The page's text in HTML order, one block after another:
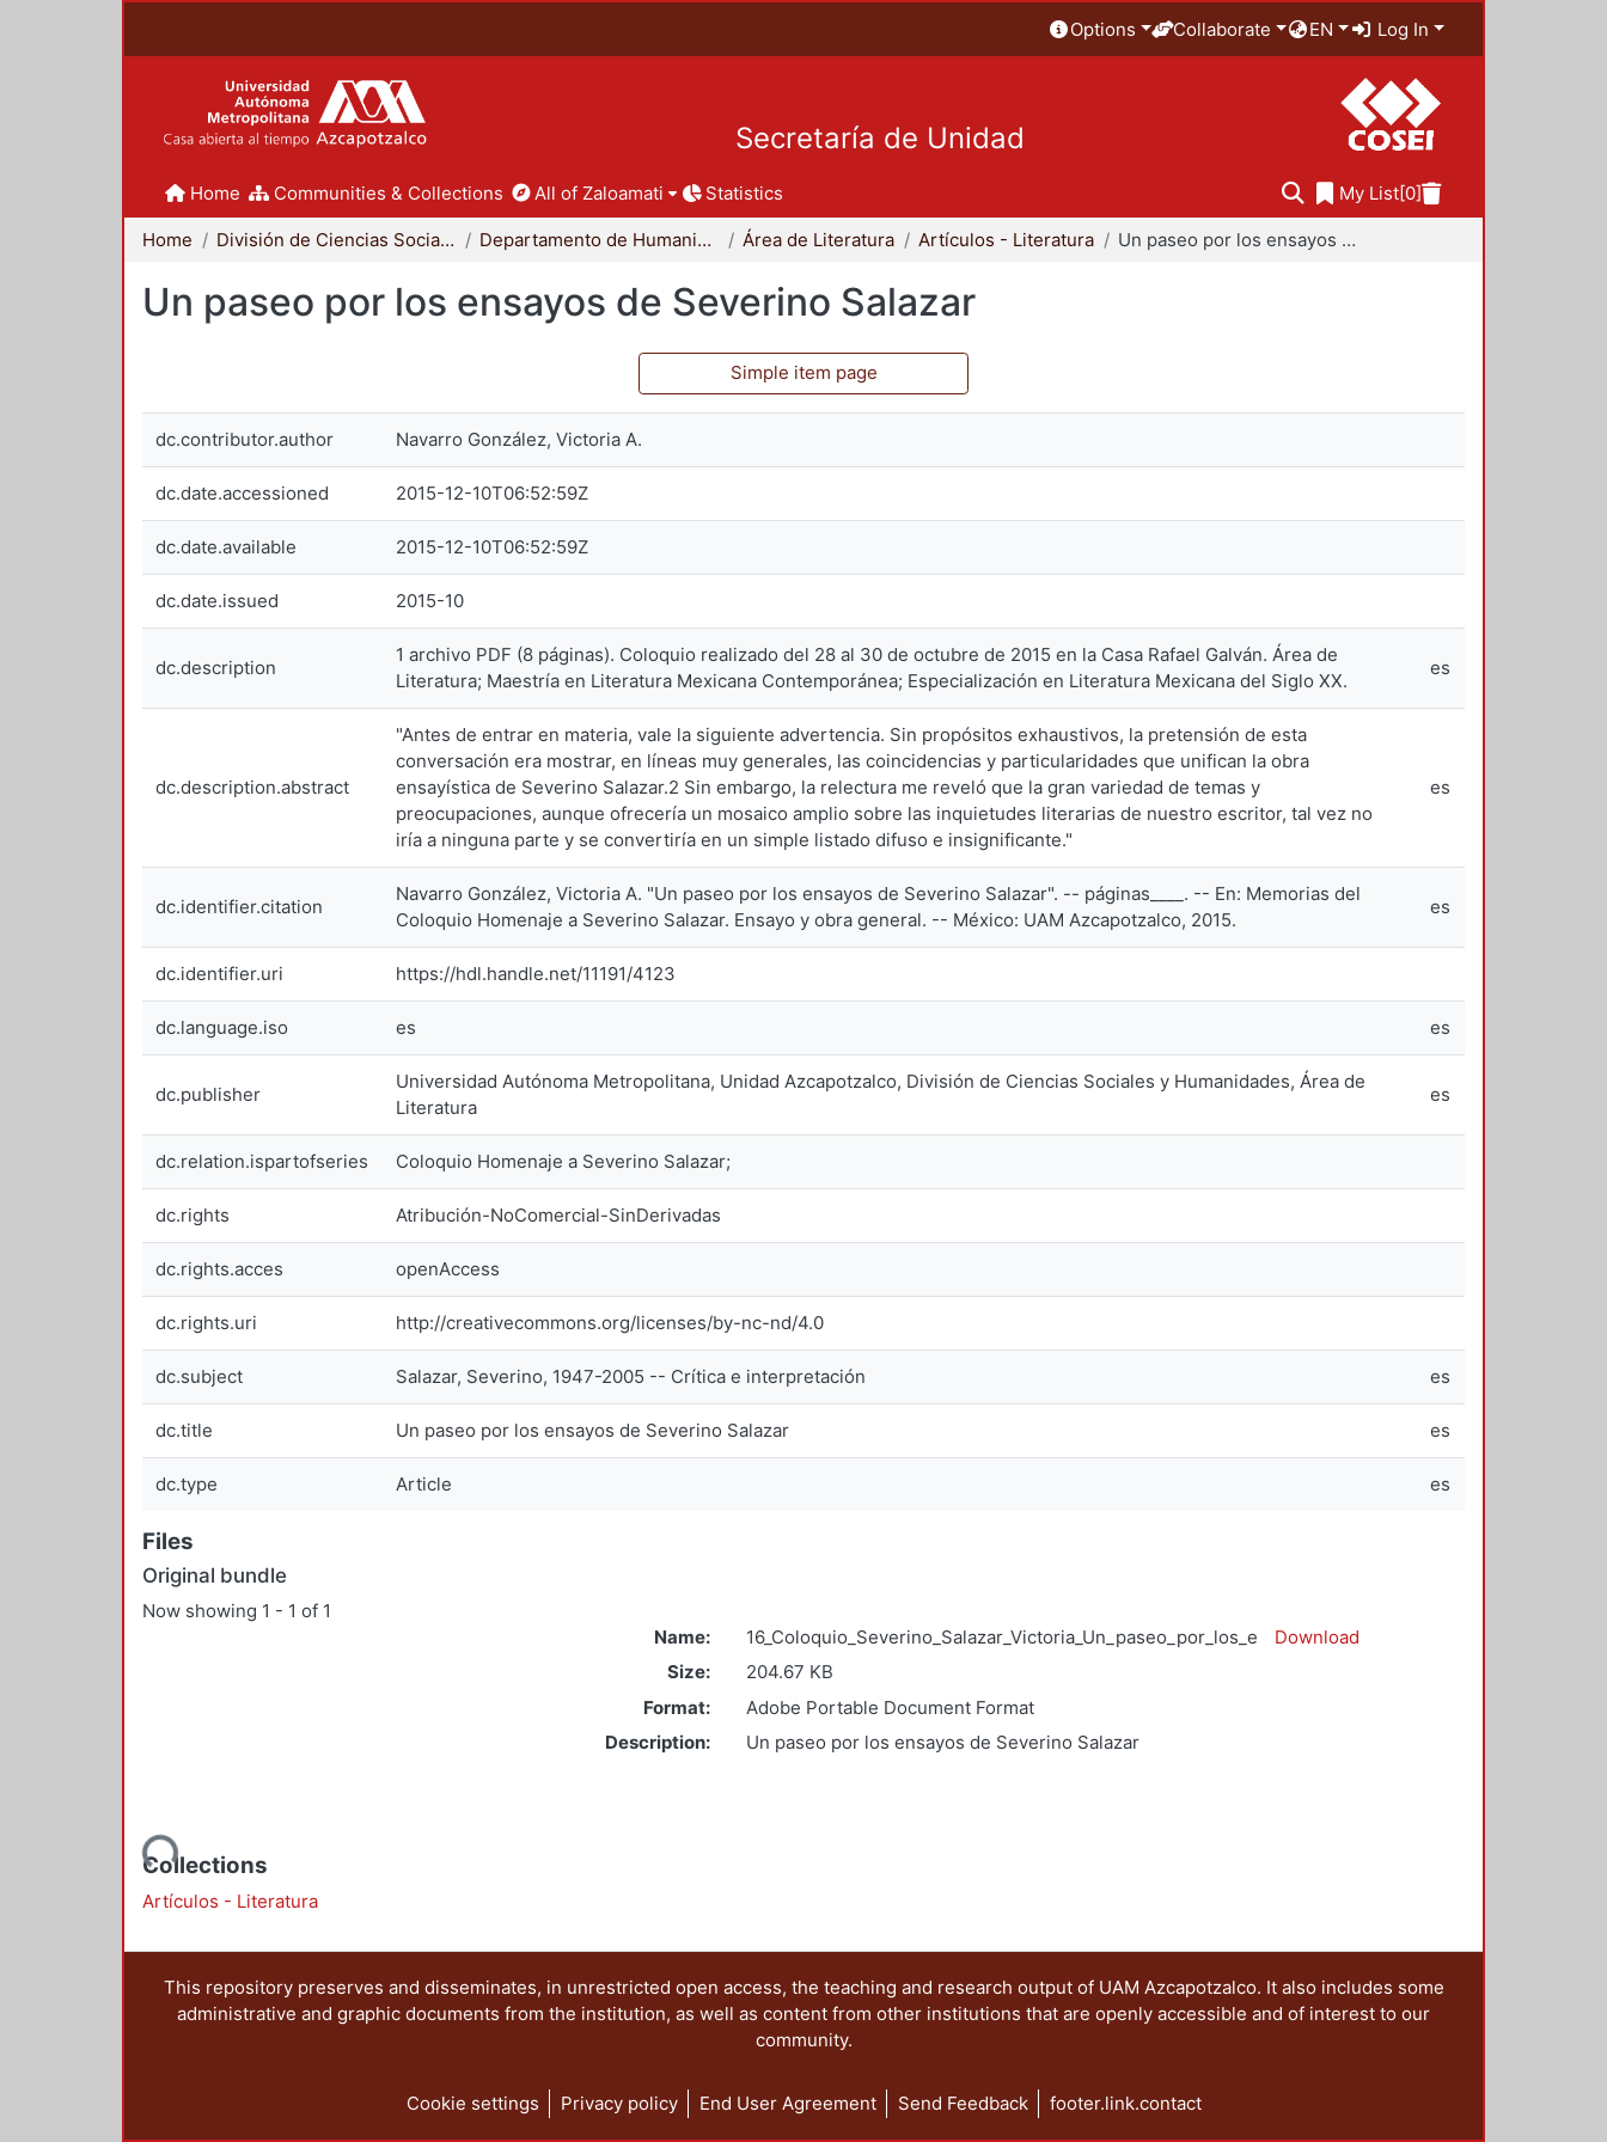
Options Collaborate EN Log In
Secretaría de Unidad
Home Communities & Collections All of Zaloamati Statistics My List[0]
Home División de Ciencias Sociales y Humanidades Departamento de Humanidades Área de Literatura Artículos - Literatura Un paseo por los ensayos de Severino Salazar
Un paseo por los ensayos de Severino Salazar
Simple item page
dc.contributor.author Navarro González, Victoria A.
dc.date.accessioned 2015-12-10T06:52:59Z
dc.date.available 2015-12-10T06:52:59Z
dc.date.issued 2015-10
dc.description
1 archivo PDF (8 páginas). Coloquio realizado del 28 al 30 de octubre de 2015 en la Casa Rafael Galván. Área de
Literatura; Maestría en Literatura Mexicana Contemporánea; Especialización en Literatura Mexicana del Siglo XX.
es
dc.description.abstract
"Antes de entrar en materia, vale la siguiente advertencia. Sin propósitos exhaustivos, la pretensión de esta
conversación era mostrar, en líneas muy generales, las coincidencias y particularidades que unifican la obra
ensayística de Severino Salazar.2 Sin embargo, la relectura me reveló que la gran variedad de temas y
preocupaciones, aunque ofrecería un mosaico amplio sobre las inquietudes literarias de nuestro escritor, tal vez no
iría a ninguna parte y se convertiría en un simple listado difuso e insignificante."
es
dc.identifier.citation
Navarro González, Victoria A. "Un paseo por los ensayos de Severino Salazar". -- páginas____. -- En: Memorias del
Coloquio Homenaje a Severino Salazar. Ensayo y obra general. -- México: UAM Azcapotzalco, 2015.
es
dc.identifier.uri https://hdl.handle.net/11191/4123
dc.language.iso es es
dc.publisher
Universidad Autónoma Metropolitana, Unidad Azcapotzalco, División de Ciencias Sociales y Humanidades, Área de
Literatura
es
dc.relation.ispartofseries Coloquio Homenaje a Severino Salazar;
dc.rights Atribución-NoComercial-SinDerivadas
dc.rights.acces openAccess
dc.rights.uri http://creativecommons.org/licenses/by-nc-nd/4.0
dc.subject Salazar, Severino, 1947-2005 -- Crítica e interpretación es
dc.title Un paseo por los ensayos de Severino Salazar es
dc.type Article es
Files
Original bundle
Now showing 1 - 1 of 1
Loading...
Name:
16_Coloquio_Severino_Salazar_Victoria_Un_paseo_por_los_ensayos.pdf
Size:
204.67 KB
Format:
Adobe Portable Document Format
Description:
Un paseo por los ensayos de Severino Salazar
Download
Collections
Artículos - Literatura
This repository preserves and disseminates, in unrestricted open access, the teaching and research output of UAM Azcapotzalco. It also includes some
administrative and graphic documents from the institution, as well as content from other institutions that are openly accessible and of interest to our
community.
Cookie settings Privacy policy End User Agreement Send Feedback footer.link.contact